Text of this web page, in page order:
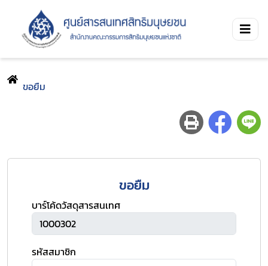
ขอยืม
ขอยืม
บาร์โค้ดวัสดุสารสนเทศ
รหัสสมาชิก